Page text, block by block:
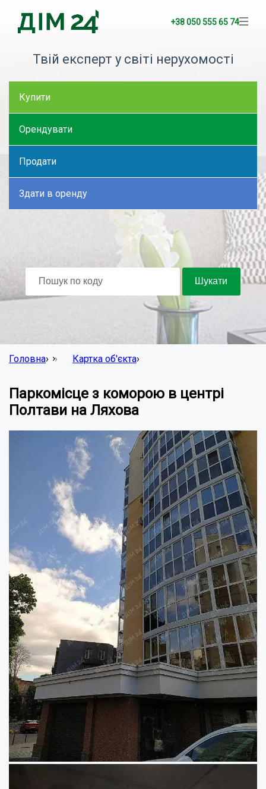
+38 050 555 65 74
Твій експерт у світі нерухомості
Купити
Орендувати
Продати
Здати в оренду
Головна› Картка об'єкта›
Паркомісце з коморою в центрі
Полтави на Ляхова